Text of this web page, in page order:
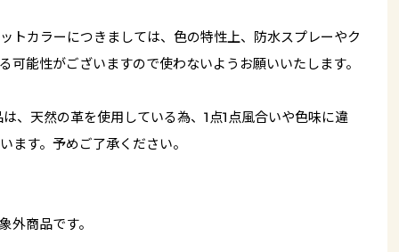
トカラーにつきましては、色の特性上、防水スプレーやク
可能性がございますので使わないようお願いいたします。
、天然の革を使用している為、1点1点風合いや色味に違
ます。予めご了承ください。
外商品です。